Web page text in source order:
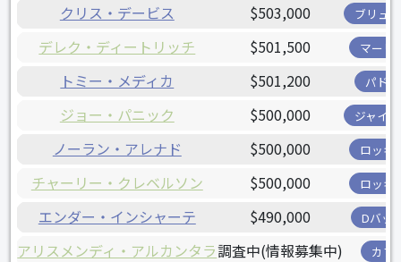
クリス・デービス $503,000 ブリュ
デレク・ディートリッチ $501,500 マーリ
トミー・メディカ $501,200 パド
ジョー・パニック $500,000 ジャイ
ノーラン・アレナド $500,000 ロッキ
チャーリー・クレベルソン $500,000 ロッキ
エンダー・インシャーテ $490,000 Dバッ
アリスメンディ・アルカンタラ調査中(情報募集中) カブ